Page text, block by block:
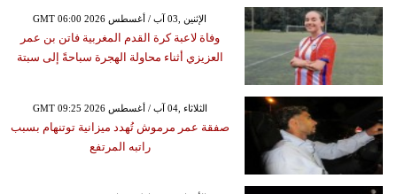
GMT 06:00 2026 الإثنين ,03 آب / أغسطس
وفاة لاعبة كرة القدم المغربية فاتن بن عمر
العزيزي أثناء محاولة الهجرة سباحةً إلى سبتة
GMT 09:25 2026 الثلاثاء ,04 آب / أغسطس
صفقة عمر مرموش تُهدد ميزانية توتنهام بسبب
راتبه المرتفع